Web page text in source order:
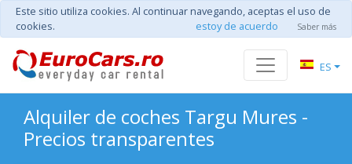
Este sitio utiliza cookies. Al continuar navegando, aceptas el uso de
cookies.
estoy de acuerdo Saber más
ES
Alquiler de coches Targu Mures -
Precios transparentes